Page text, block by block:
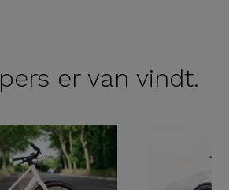
pers er van vindt.